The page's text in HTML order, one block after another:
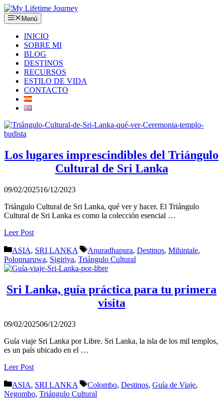
Saltar
al
contenido
Menú
INICIO
SOBRE MI
BLOG
DESTINOS
RECURSOS
ESTILO DE VIDA
CONTACTO
Los lugares imprescindibles del Triángulo
Cultural de Sri Lanka
09/02/202516/12/2023
Triángulo Cultural de Sri Lanka, qué ver y hacer. El Triángulo
Cultural de Sri Lanka es como la colección esencial …
Leer Post
Categorías
ASIA, SRI LANKA Etiquetas
Anuradhapura, Destinos, Mihintale,
Polonnaruwa, Sigiriya, Triángulo Cultural
Sri Lanka, guía práctica para tu primera
visita
09/02/202506/12/2023
Guía viaje Sri Lanka por Libre. Sri Lanka, la isla de los mil templos,
es un país ubicado en el …
Leer Post
Categorías
ASIA, SRI LANKA Etiquetas
Colombo, Destinos, Guía de Viaje,
Negombo, Triángulo Cultural